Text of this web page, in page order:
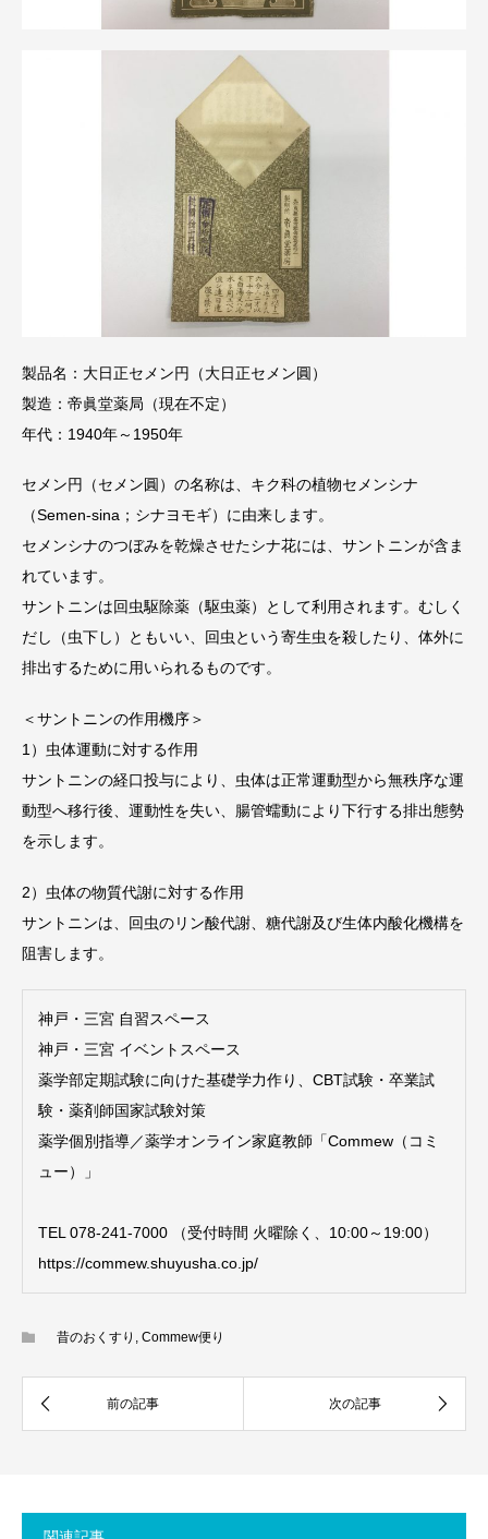
製品名：大日正セメン円（大日正セメン圓）
製造：帝眞堂薬局（現在不定）
年代：1940年～1950年
セメン円（セメン圓）の名称は、キク科の植物セメンシナ
（Semen-sina；シナヨモギ）に由来します。
セメンシナのつぼみを乾燥させたシナ花には、サントニンが含ま
れています。
サントニンは回虫駆除薬（駆虫薬）として利用されます。むしく
だし（虫下し）ともいい、回虫という寄生虫を殺したり、体外に
排出するために用いられるものです。
＜サントニンの作用機序＞
1）虫体運動に対する作用
サントニンの経口投与により、虫体は正常運動型から無秩序な運
動型へ移行後、運動性を失い、腸管蠕動により下行する排出態勢
を示します。
2）虫体の物質代謝に対する作用
サントニンは、回虫のリン酸代謝、糖代謝及び生体内酸化機構を
阻害します。
神戸・三宮 自習スペース
神戸・三宮 イベントスペース
薬学部定期試験に向けた基礎学力作り、CBT試験・卒業試
験・薬剤師国家試験対策
薬学個別指導／薬学オンライン家庭教師「Commew（コミ
ュー）」
TEL 078-241-7000 （受付時間 火曜除く、10:00～19:00）
https://commew.shuyusha.co.jp/
昔のおくすり , Commew便り